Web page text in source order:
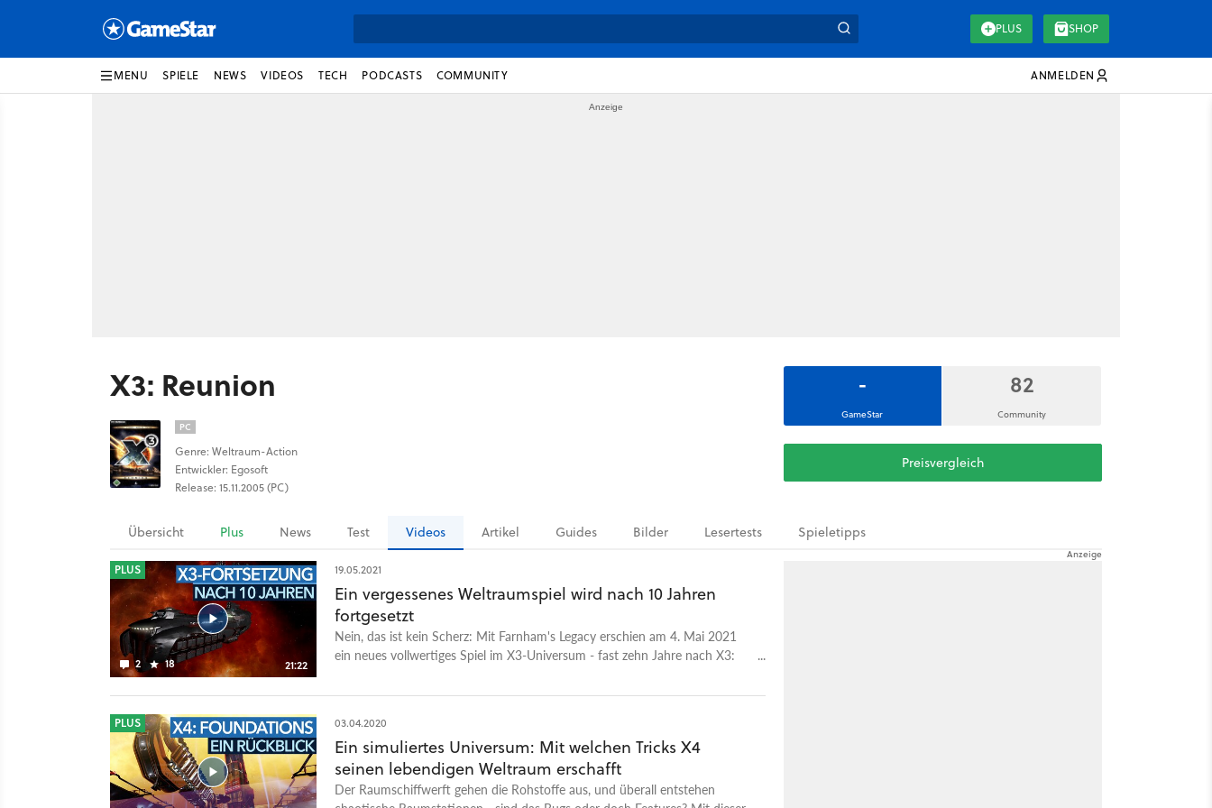
PLUS SHOP
MENU SPIELE NEWS VIDEOS TECH PODCASTS COMMUNITY ANMELDEN
X3: Reunion
PC
Genre: Weltraum-Action
Entwickler: Egosoft
Release: 15.11.2005 (PC)
-
GameStar
82
Community
Preisvergleich
Übersicht Plus News Test Videos Artikel Guides Bilder Lesertests Spieletipps
2 18 21:22
PLUS 19.05.2021
Ein vergessenes Weltraumspiel wird nach 10 Jahren
fortgesetzt
Nein, das ist kein Scherz: Mit Farnham's Legacy erschien am 4. Mai 2021
ein neues vollwertiges Spiel im X3-Universum - fast zehn Jahre nach X3:
der Modding-Community nochmal zu X3 zurückkehrt und wie die
von GameStar TV. GameStar-Redakteur Christian Fritz Schneider hat dafür
Bernd Lehahn, den Geschäftsführer von Egosoft, und Modder Ketraar
eingeladen, um mit ihnen über die Entwicklung und die Herausforderungen
zu sprechen. Das Projekt aus der DevNet-Community begann bereits vor
PLUS 03.04.2020
Ein simuliertes Universum: Mit welchen Tricks X4
seinen lebendigen Weltraum erschafft
Der Raumschiffwerft gehen die Rohstoffe aus, und überall entstehen